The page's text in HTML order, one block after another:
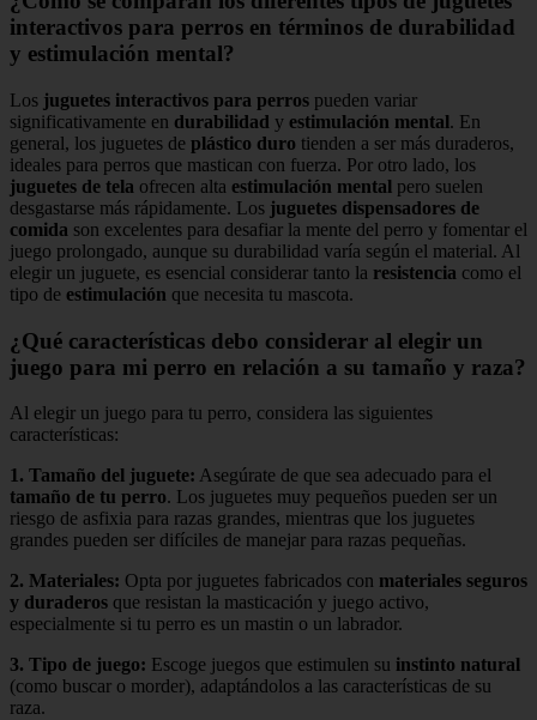
interactivos para perros en términos de durabilidad
y estimulación mental?
Los juguetes interactivos para perros pueden variar
significativamente en durabilidad y estimulación mental. En
general, los juguetes de plástico duro tienden a ser más duraderos,
ideales para perros que mastican con fuerza. Por otro lado, los
juguetes de tela ofrecen alta estimulación mental pero suelen
desgastarse más rápidamente. Los juguetes dispensadores de
comida son excelentes para desafiar la mente del perro y fomentar el
juego prolongado, aunque su durabilidad varía según el material. Al
elegir un juguete, es esencial considerar tanto la resistencia como el
tipo de estimulación que necesita tu mascota.
¿Qué características debo considerar al elegir un
juego para mi perro en relación a su tamaño y raza?
Al elegir un juego para tu perro, considera las siguientes
características:
1. Tamaño del juguete: Asegúrate de que sea adecuado para el
tamaño de tu perro. Los juguetes muy pequeños pueden ser un
riesgo de asfixia para razas grandes, mientras que los juguetes
grandes pueden ser difíciles de manejar para razas pequeñas.
2. Materiales: Opta por juguetes fabricados con materiales seguros
y duraderos que resistan la masticación y juego activo,
especialmente si tu perro es un mastin o un labrador.
3. Tipo de juego: Escoge juegos que estimulen su instinto natural
(como buscar o morder), adaptándolos a las características de su
raza.